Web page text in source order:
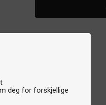
deg for forskjellige